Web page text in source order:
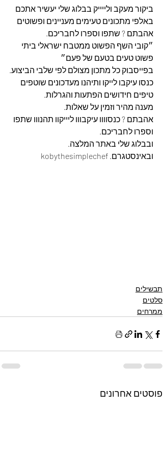
ביקור מעקב ולייייק בבלוג שלי יעשיר אתכם
באלפי מתכונים טעימים מעניינים ופשוטים
אהבתם ? שתפו וספרו לחבריכם.
״קובי השף הפשוט ממטבח ישראלי ביתי
פשוט טעים בטעם של פעם״
בפייסבוק כל מתכון מצולם לפי שלבי הביצוע.
כנסו עיקבו לייקו ותיהנו מעדכונים שוטפים
טיפים חידושים הפתעות והגרלות.
מענה מהיר וזמין על שאלות.
אהבתם ? כנסוווו עיקבווו ליייקוו תהנווו שתפו
וספרו לחבריכם.
ובבלוג שלי באתר המלצה.
ובאינסטגרם. kobythesimplechef
תבשילים
סלטים
ממרחים
פוסטים אחרונים